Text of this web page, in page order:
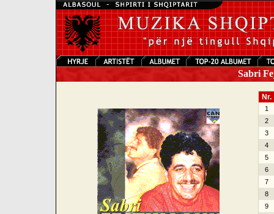
Sabri
Nr.
1
2
3
4
5
6
7
8
9